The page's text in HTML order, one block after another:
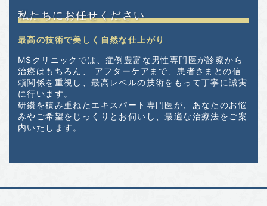
私たちにお任せください
最高の技術で美しく自然な仕上がり
MSクリニックでは、症例豊富な男性専門医が診察から
治療はもちろん、 アフターケアまで、患者さまとの信
頼関係を重視し、最高レベルの技術をもって丁寧に誠実
に行います。
研鑽を積み重ねたエキスパート専門医が、あなたのお悩
みやご希望をじっくりとお伺いし、最適な治療法をご案
内いたします。